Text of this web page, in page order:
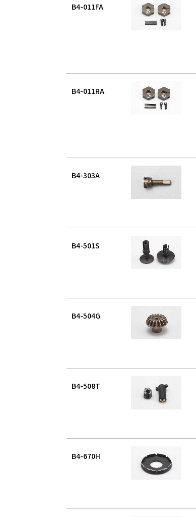
B4-011FA
B4-011RA
B4-303A
B4-501S
B4-504G
B4-508T
B4-670H